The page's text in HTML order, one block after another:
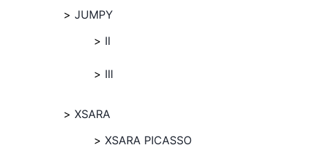
JUMPY
II
III
XSARA
XSARA PICASSO